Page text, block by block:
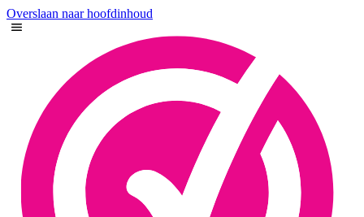
Overslaan naar hoofdinhoud